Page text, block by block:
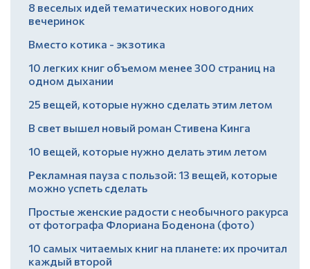
8 веселых идей тематических новогодних
вечеринок
Вместо котика - экзотика
10 легких книг объемом менее 300 страниц на
одном дыхании
25 вещей, которые нужно сделать этим летом
В свет вышел новый роман Стивена Кинга
10 вещей, которые нужно делать этим летом
Рекламная пауза с пользой: 13 вещей, которые
можно успеть сделать
Простые женские радости с необычного ракурса
от фотографа Флориана Боденона (фото)
10 самых читаемых книг на планете: их прочитал
каждый второй